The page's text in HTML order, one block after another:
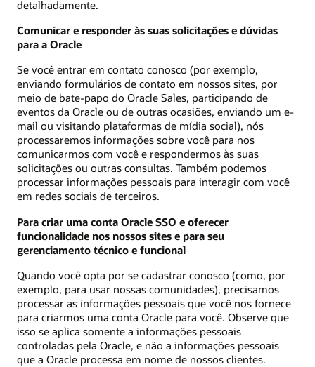
detalhadamente.
Comunicar e responder às suas solicitações e dúvidas
para a Oracle
Se você entrar em contato conosco (por exemplo,
enviando formulários de contato em nossos sites, por
meio de bate-papo do Oracle Sales, participando de
eventos da Oracle ou de outras ocasiões, enviando um e-
mail ou visitando plataformas de mídia social), nós
processaremos informações sobre você para nos
comunicarmos com você e respondermos às suas
solicitações ou outras consultas. Também podemos
processar informações pessoais para interagir com você
em redes sociais de terceiros.
Para criar uma conta Oracle SSO e oferecer
funcionalidade nos nossos sites e para seu
gerenciamento técnico e funcional
Quando você opta por se cadastrar conosco (como, por
exemplo, para usar nossas comunidades), precisamos
processar as informações pessoais que você nos fornece
para criarmos uma conta Oracle para você. Observe que
isso se aplica somente a informações pessoais
controladas pela Oracle, e não a informações pessoais
que a Oracle processa em nome de nossos clientes.